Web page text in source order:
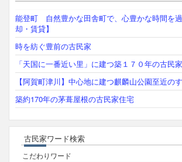
能登町 自然豊かな田舎町で、心豊かな時間を
却・賃貸】
時を紡ぐ豊前の古民家
「天国に一番近い里」に建つ築１７０年の古民家
【阿賀町津川】中心地に建つ麒麟山公園至近の
築約170年の茅葺屋根の古民家住宅
古民家ワード検索
こだわりワード